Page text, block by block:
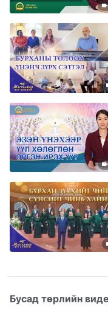
Бусад төрлийн